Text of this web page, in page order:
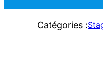
Catégories :